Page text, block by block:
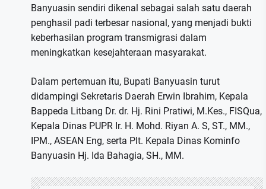
Banyuasin sendiri dikenal sebagai salah satu daerah
penghasil padi terbesar nasional, yang menjadi bukti
keberhasilan program transmigrasi dalam
meningkatkan kesejahteraan masyarakat.
Dalam pertemuan itu, Bupati Banyuasin turut
didampingi Sekretaris Daerah Erwin Ibrahim, Kepala
Bappeda Litbang Dr. dr. Hj. Rini Pratiwi, M.Kes., FISQua,
Kepala Dinas PUPR Ir. H. Mohd. Riyan A. S, ST., MM.,
IPM., ASEAN Eng, serta Plt. Kepala Dinas Kominfo
Banyuasin Hj. Ida Bahagia, SH., MM.